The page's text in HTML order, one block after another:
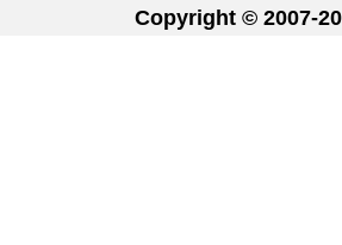
Copyright © 2007-